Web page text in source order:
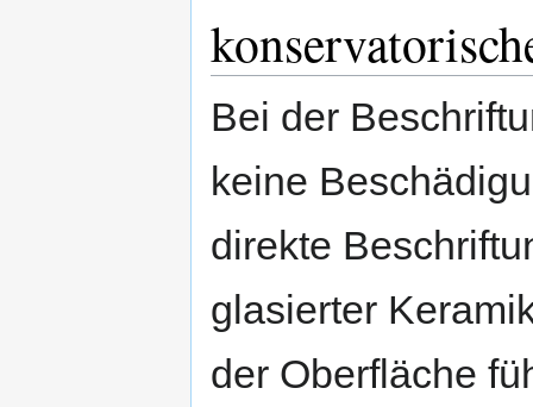
Bei der
keine
direkte
glasierter
der Oberfläche